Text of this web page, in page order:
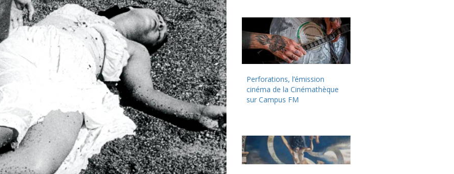
Perforations, l’émission
cinéma de la Cinémathèque
sur Campus FM